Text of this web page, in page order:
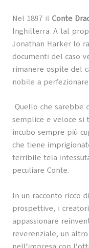
Nel 1897 il Conte
Inghilterra. A tal
Jonathan Harker lo
documenti del caso
rimanere ospite del
nobile a
Quello che sarebbe
semplice e veloce si
incubo sempre più
che tiene
terribile tela
peculiare Conte.
In un racconto ricco
prospettive, i
appassionare
reverenziale, un